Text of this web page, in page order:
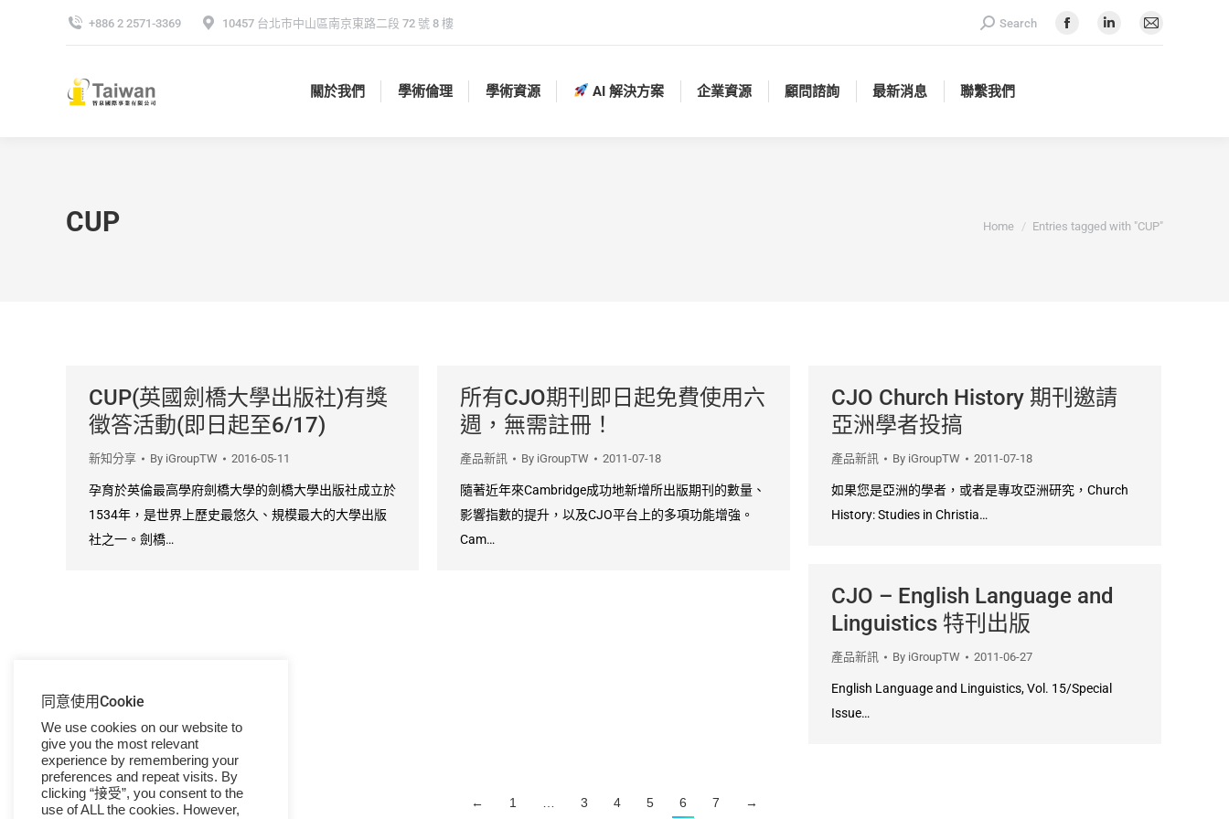
+886 2 2571-3369 10457 台北市中山區南京東路二段 72 號 8 樓 Search:Search
關於我們 學術倫理 學術資源 AI 解決方案 企業資源 顧問諮詢 最新消息 聯繫我們
CUP Home Entries tagged with "CUP"
CUP(英國劍橋大學出版社)有獎
徵答活動(即日起至6/17)
新知分享 By iGroupTW 2016-05-11
孕育於英倫最高學府劍橋大學的劍橋大學出版社成立於
1534年，是世界上歷史最悠久、規模最大的大學出版
社之一。劍橋…
所有CJO期刊即日起免費使用六
週，無需註冊！
產品新訊 By iGroupTW 2011-07-18
隨著近年來Cambridge成功地新增所出版期刊的數量、
影響指數的提升，以及CJO平台上的多項功能增強。
Cam…
CJO Church History 期刊邀請
亞洲學者投搞
產品新訊 By iGroupTW 2011-07-18
如果您是亞洲的學者，或者是專攻亞洲研究，Church
History: Studies in Christia…
CJO – English Language and
Linguistics 特刊出版
產品新訊 By iGroupTW 2011-06-27
English Language and Linguistics, Vol. 15/Special
Issue…
← 1 3 4 5 6 7 →
同意使用Cookie
We use cookies on our website to
give you the most relevant
experience by remembering your
preferences and repeat visits. By
clicking “接受”, you consent to the
use of ALL the cookies. However,
關於我們 學術倫理 聯繫我們